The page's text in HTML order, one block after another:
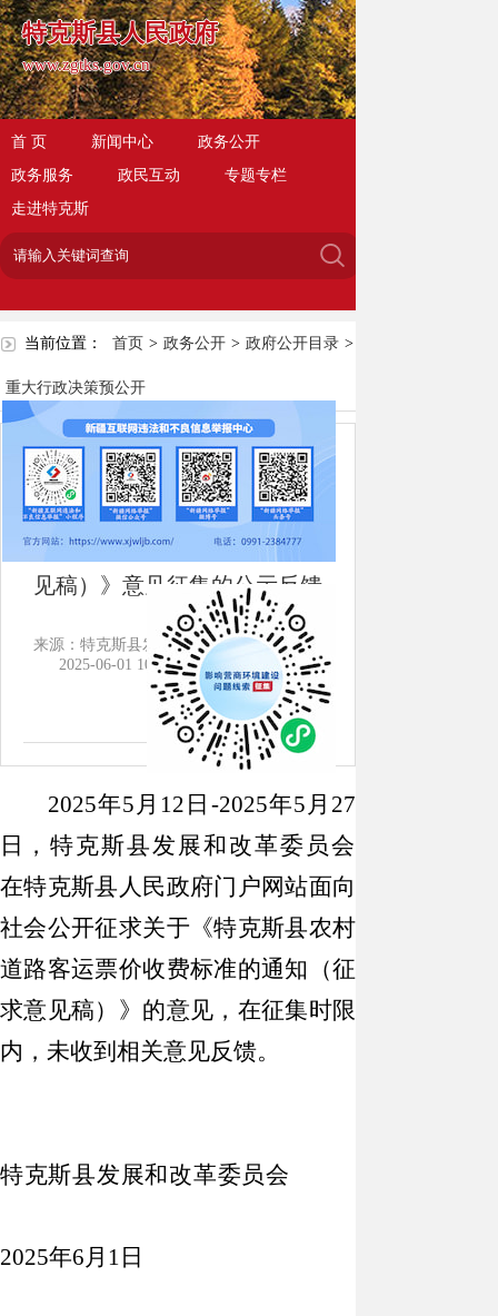
特克斯县人民政府
www.zgtks.gov.cn
首 页 新闻中心
政务公开
政务服务
政民互动
专题专栏
走进特克斯
当前位置： 首页 > 政务公开 > 政府公开目录 >
重大行政决策预公开
关于《特克斯县农村道路客运
票价收费标准的通知（征求意
见稿）》意见征集的公示反馈
来源：特克斯县发展和改革委员会
日期：
2025-06-01 10:06 点击：[ 1242 次]
2025年5 月 12 日 -2025年5 月 27
日， 特克斯县发展和改革委员会
在特克斯县人民政府门户网站面向
社会公开征求关于《特克斯县农村
道路客运票价收费标准的通知（征
求意见稿）》 的意见，在征集时限
内，未收到相关意见反馈。
特克斯县发展和改革委员会
2025年6月 1 日